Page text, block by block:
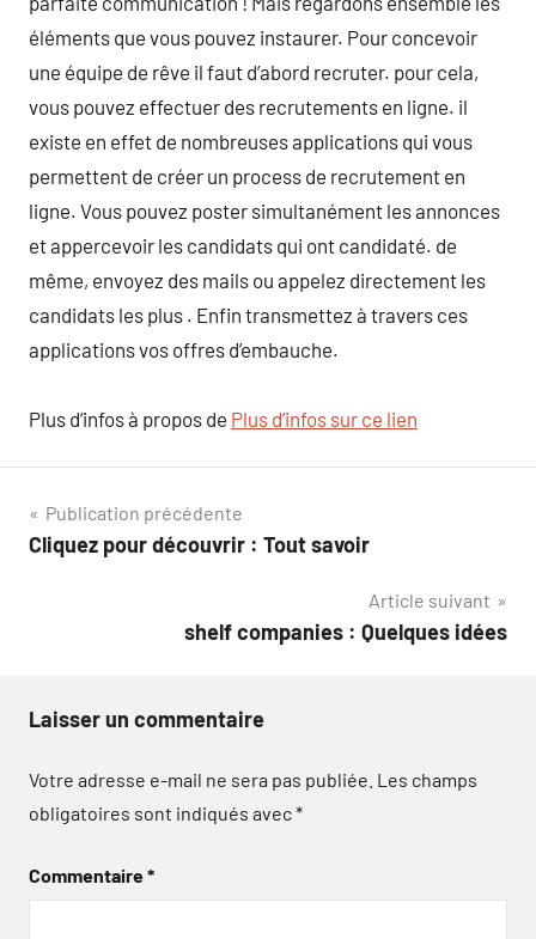
éléments que vous pouvez instaurer. Pour concevoir
une équipe de rêve il faut d’abord recruter. pour cela,
vous pouvez effectuer des recrutements en ligne. il
existe en effet de nombreuses applications qui vous
permettent de créer un process de recrutement en
ligne. Vous pouvez poster simultanément les annonces
et appercevoir les candidats qui ont candidaté. de
même, envoyez des mails ou appelez directement les
candidats les plus . Enfin transmettez à travers ces
applications vos offres d’embauche.
Plus d’infos à propos de Plus d’infos sur ce lien
Navigation
de
Publication précédente
Cliquez pour découvrir : Tout savoir
Article suivant
shelf companies : Quelques idées
Laisser un commentaire
Votre adresse e-mail ne sera pas publiée. Les champs
obligatoires sont indiqués avec*
Commentaire*